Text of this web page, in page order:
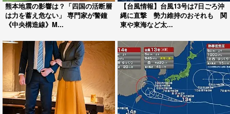
熊本地震の影響は？「四国の活断層
は力を蓄え危ない」 専門家が警鐘
《中央構造線》M...
【台風情報】台風13号は7日ごろ沖
縄に直撃 勢力維持のおそれも 関
東や東海など太...